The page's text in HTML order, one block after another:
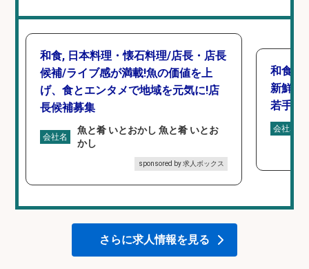
和食, 日本料理・懐石料理/店長・店長
候補/ライブ感が満載!魚の価値を上
げ、食とエンタメで地域を元気に!店
長候補募集
会社名
魚と肴 いとおかし 魚と肴 いとお
かし
sponsored by 求人ボックス
和食,
新鮮な
若手ス
会社名
さらに求人情報を見る